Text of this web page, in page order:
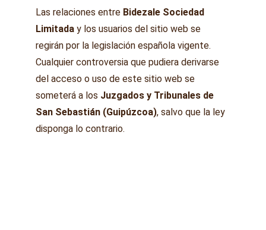
Las relaciones entre Bidezale Sociedad
Limitada y los usuarios del sitio web se
regirán por la legislación española vigente.
Cualquier controversia que pudiera derivarse
del acceso o uso de este sitio web se
someterá a los Juzgados y Tribunales de
San Sebastián (Guipúzcoa), salvo que la ley
disponga lo contrario.